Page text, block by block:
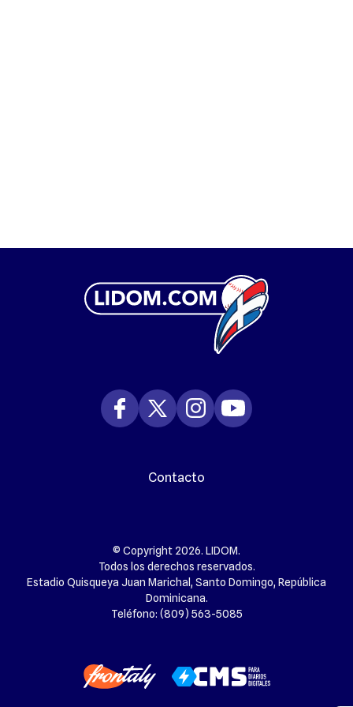
Contacto
© Copyright 2026. LIDOM.
Todos los derechos reservados.
Estadio Quisqueya Juan Marichal, Santo Domingo, República
Dominicana.
Teléfono: (809) 563-5085